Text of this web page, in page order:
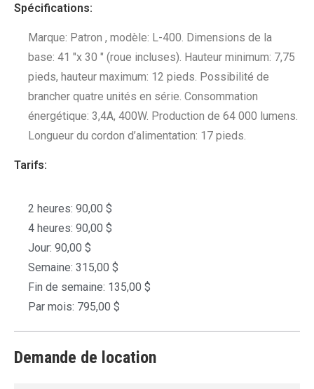
Spécifications:
Marque: Patron , modèle: L-400. Dimensions de la
base: 41 "x 30 " (roue incluses). Hauteur minimum: 7,75
pieds, hauteur maximum: 12 pieds. Possibilité de
brancher quatre unités en série. Consommation
énergétique: 3,4A, 400W. Production de 64 000 lumens.
Longueur du cordon d’alimentation: 17 pieds.
Tarifs:
2 heures: 90,00 $
4 heures: 90,00 $
Jour: 90,00 $
Semaine: 315,00 $
Fin de semaine: 135,00 $
Par mois: 795,00 $
Demande de location